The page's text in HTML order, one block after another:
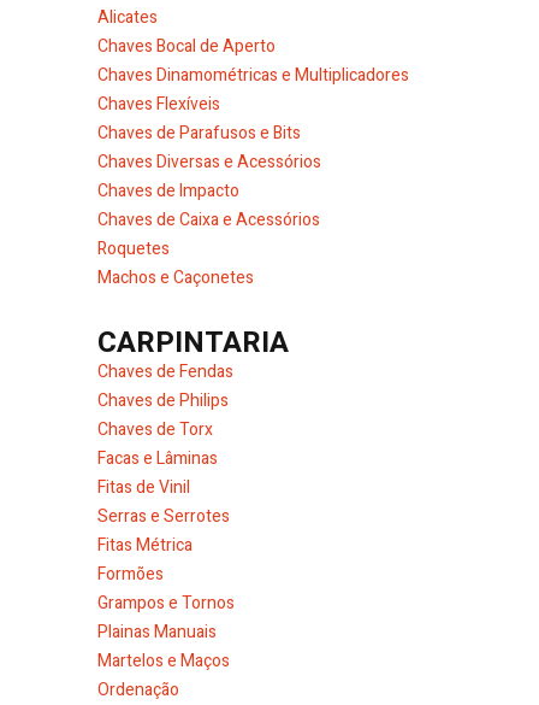
Alicates
Chaves Bocal de Aperto
Chaves Dinamométricas e Multiplicadores
Chaves Flexíveis
Chaves de Parafusos e Bits
Chaves Diversas e Acessórios
Chaves de Impacto
Chaves de Caixa e Acessórios
Roquetes
Machos e Caçonetes
CARPINTARIA
Chaves de Fendas
Chaves de Philips
Chaves de Torx
Facas e Lâminas
Fitas de Vinil
Serras e Serrotes
Fitas Métrica
Formões
Grampos e Tornos
Plainas Manuais
Martelos e Maços
Ordenação